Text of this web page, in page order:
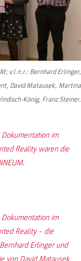
v.l.n.r.: Bernhard Erlinger,
David Matausek, Martina
König, Franz Steiner.
im
Reality waren die
im
Reality – die
Erlinger und